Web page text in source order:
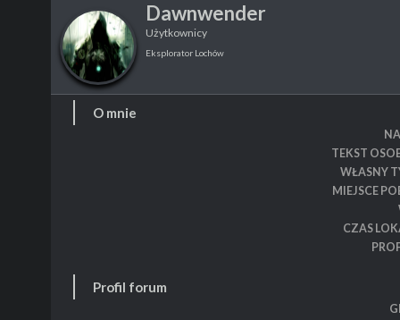
Dawnwender
Użytkownicy
Eksplorator Lochów
O mnie
TEKST
WŁASNY
MIEJSCE
CZAS
Profil forum